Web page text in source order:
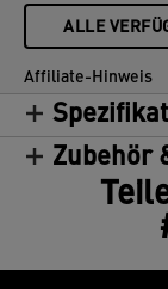
ALLE
Affiliate-Hinweis
Zubehör